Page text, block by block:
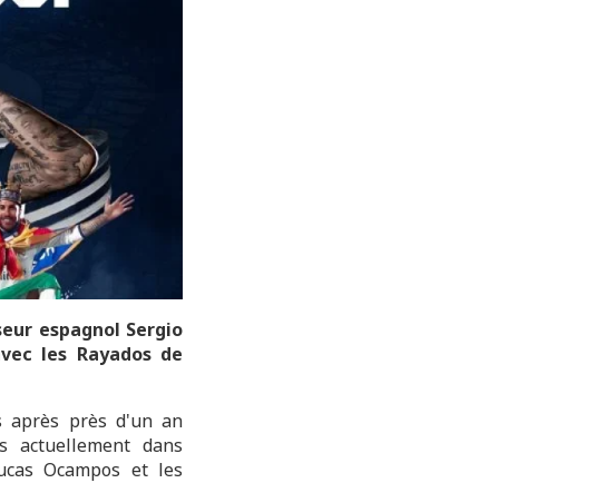
espagnol Sergio
les Rayados de
après près d'un an
actuellement dans
Ocampos et les